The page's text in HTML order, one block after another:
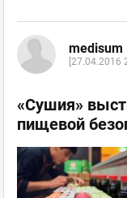
medisum
[27.04.2016
«Сушия»
пищевой